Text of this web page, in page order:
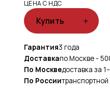
ЦЕНА С НДС
Купить
Гарантия3 года
Доставкапо Москве -
По Москведоставка за
По России